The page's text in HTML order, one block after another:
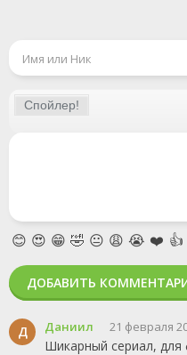
Д Даниил 21 февраля
Шикарный сериал,
😊 😍 😁 🤣 😐 😩 😭 ❤️ 👍
ДОБАВИТЬ